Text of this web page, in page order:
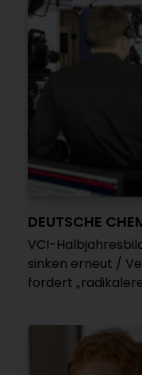
DEUTSCHE
VCI-
sinken erneut /
fordert